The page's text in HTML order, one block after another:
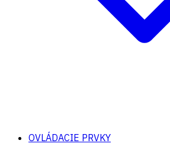
OVLÁDACIE PRVKY